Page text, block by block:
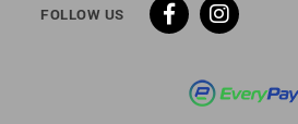
FOLLOW US